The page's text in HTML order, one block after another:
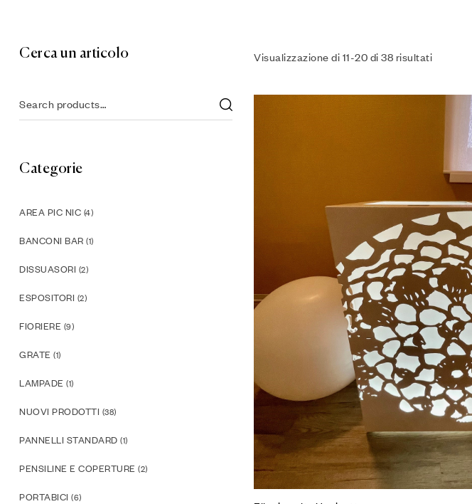
Visualizzazione di 11-20 di 38 risultati
Cerca un articolo
Categorie
AREA PIC NIC (4)
BANCONI BAR (1)
DISSUASORI (2)
ESPOSITORI (2)
FIORIERE (9)
GRATE (1)
LAMPADE (1)
NUOVI PRODOTTI (38)
PANNELLI STANDARD (1)
PENSILINE E COPERTURE (2)
PORTABICI (6)